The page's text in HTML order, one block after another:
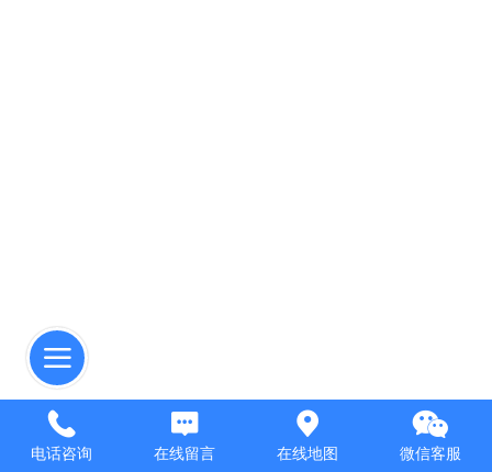
电话咨询 在线留言 在线地图 微信客服